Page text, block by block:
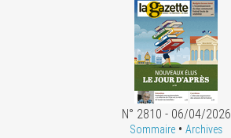
N° 2810 - 06/04/2026
Sommaire • Archives